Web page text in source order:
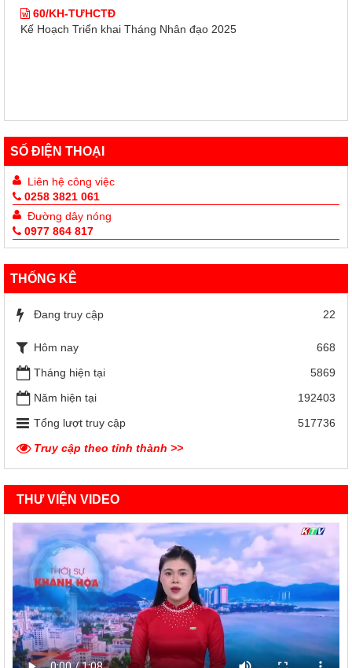
60/KH-TƯHCTĐ
Kế Hoạch Triển khai Tháng Nhân đạo 2025
SỐ ĐIỆN THOẠI
Liên hệ công việc
0258 3821 061
Đường dây nóng
0977 864 817
THỐNG KÊ
Đang truy cập 22
Hôm nay
668
Tháng hiện tại
5869
Năm hiện tại
192403
Tổng lượt truy cập
517736
Truy cập theo tỉnh thành >>
THƯ VIỆN VIDEO